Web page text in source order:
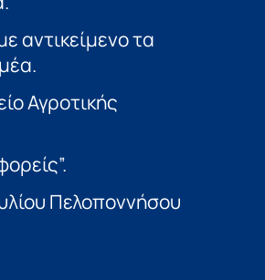
αντικείμενο τα
Αγροτικής
Πελοποννήσου